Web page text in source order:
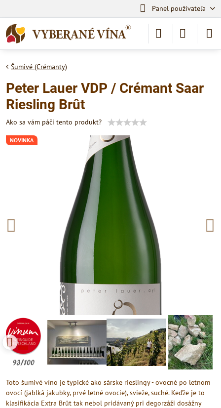
Panel používateľa
NOVINKA
Šumivé (Crémanty)
Peter Lauer VDP / Crémant Saar
Riesling Brût
Ako sa vám páči tento produkt?
Toto šumivé víno je typické ako sárske rieslingy - ovocné po letnom
ovocí (jablká jakubky, prvé letné ovocie), svieže, suché. Keďže je to
klasifikácia Extra Brût tak nebol pridávaný pri degorzáži dosážny